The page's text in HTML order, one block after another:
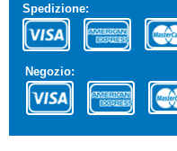
Spedizione:
Negozio: